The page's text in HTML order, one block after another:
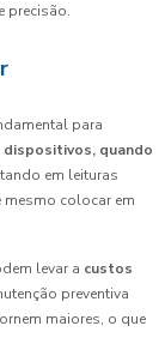
precisão.
para
dispositivos, quando
em leituras
colocar em
levar a custos
preventiva
maiores, o que